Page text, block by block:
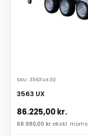
SKU: 3563UX30
3563 UX
86.225,00kr.
68.980,00 kr.ekskl. moms